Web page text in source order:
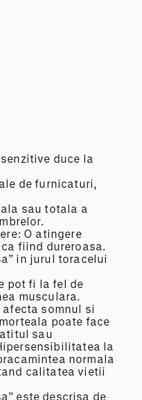
duce la
de furnicaturi,
sau totala a
O atingere
fiind dureroasa.
in jurul toracelui
pot fi la fel de
musculara.
somnul si
poate face
sau
la
normala
calitatea vietii
este descrisa de